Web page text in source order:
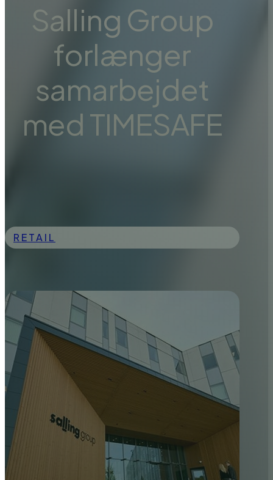
Salling Group
forlænger
samarbejdet
med TIMESAFE
RETAIL